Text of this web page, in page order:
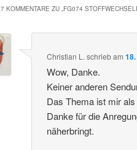
7 KOMMENTARE ZU „FG074
Christian L. schriebam
Wow, Danke.
Keiner anderen
Das Thema ist mir
Danke für die
näherbringt.